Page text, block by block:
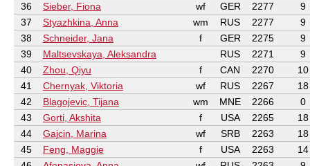
36
Sieber, Fiona wf GER 2277
9
37
Styazhkina, Anna wm RUS 2277
9
38
Schneider, Jana f GER 2275
9
39
Maltsevskaya, Aleksandra RUS 2271
9
40
Zhou, Qiyu f CAN 2270
10
41
Chernyak, Viktoria wf RUS 2267
18
42
Blagojevic, Tijana wm MNE 2266
0
43
Gorti, Akshita f USA 2265
18
44
Gajcin, Marina wf SRB 2263
18
45
Feng, Maggie f USA 2263
14